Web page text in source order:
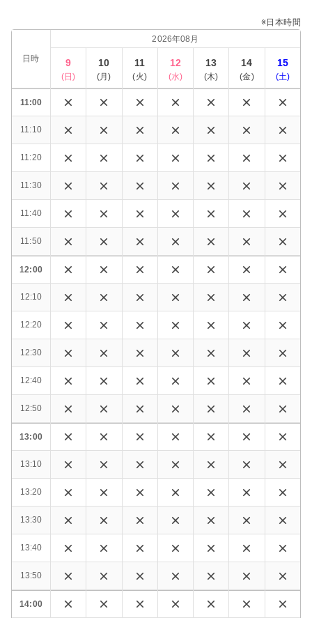
※日本時間
日時
2026年08月
9
(日)
10
(月)
11
(火)
12
(水)
13
(木)
14
(金)
15
(土)
11:00
11:10
11:20
11:30
11:40
11:50
12:00
12:10
12:20
12:30
12:40
12:50
13:00
13:10
13:20
13:30
13:40
13:50
14:00